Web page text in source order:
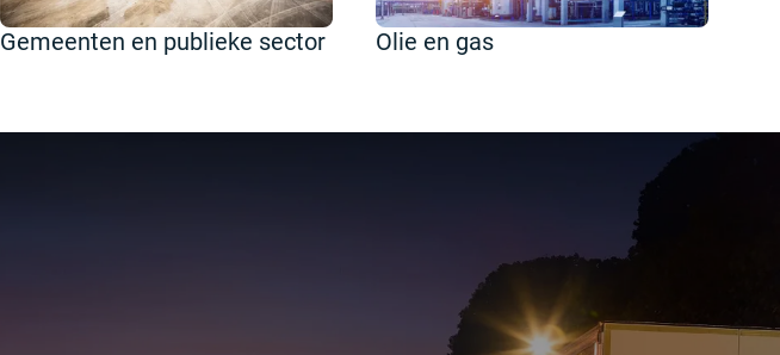
Gemeenten en publieke sector Olie en gas